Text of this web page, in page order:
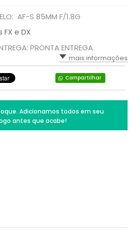
AF-S 85MM F/1.8G
e DX
PRONTA ENTREGA
mais informações
Compartilhar
Adicionamos todos em seu
antes que acabe!